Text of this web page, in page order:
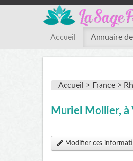
Accueil Annuaire
Accueil > France >
Muriel Mollier, à
Modifier ces